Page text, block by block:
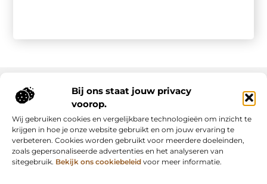
Bij ons staat jouw privacy
voorop.
Wij gebruiken cookies en vergelijkbare technologieën om inzicht te
krijgen in hoe je onze website gebruikt en om jouw ervaring te
verbeteren. Cookies worden gebruikt voor meerdere doeleinden,
zoals gepersonaliseerde advertenties en het analyseren van
sitegebruik. Bekijk ons cookiebeleid voor meer informatie.
Onze informatie